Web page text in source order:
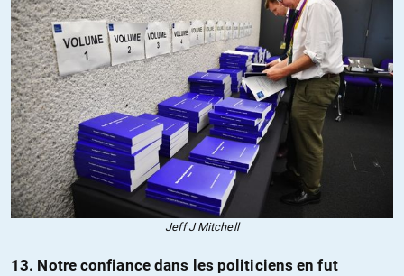
Jeff J Mitchell
13. Notre confiance dans les politiciens en fut